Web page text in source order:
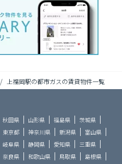
/ 上福岡駅の都市ガスの賃貸物件一覧
秋田県 山形県 福島県
茨城県
東京都 神奈川県 新潟県
富山県
岐阜県 静岡県 愛知県
三重県
奈良県 和歌山県 鳥取県 島根県